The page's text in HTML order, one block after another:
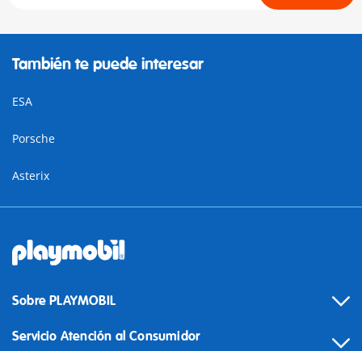
También te puede interesar
ESA
Porsche
Asterix
Sobre PLAYMOBIL
Servicio Atención al Consumidor